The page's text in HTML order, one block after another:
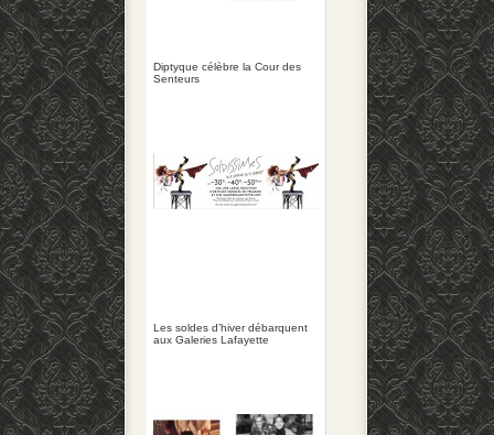
Diptyque célèbre la Cour des
Senteurs
Les soldes d’hiver débarquent
aux Galeries Lafayette